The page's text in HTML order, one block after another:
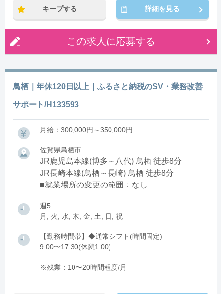
キープする 詳細を見る
この求人に応募する
鳥栖｜年休120日以上｜ふるさと納税のSV・業務改善
サポート/H133593
月給：300,000円～350,000円
佐賀県鳥栖市
JR鹿児島本線(博多～八代) 鳥栖 徒歩8分
JR長崎本線(鳥栖～長崎) 鳥栖 徒歩8分
■就業場所の変更の範囲：なし
週5
月, 火, 水, 木, 金, 土, 日, 祝
【勤務時間帯】◆通常シフト(時間固定)
9:00〜17:30(休憩1:00)
※残業：10〜20時間程度/月